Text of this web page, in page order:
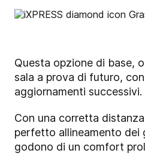
Questa opzione di base,
sala a prova di futuro,
aggiornamenti successivi.
Con una corretta
perfetto allineamento dei
godono di un comfort